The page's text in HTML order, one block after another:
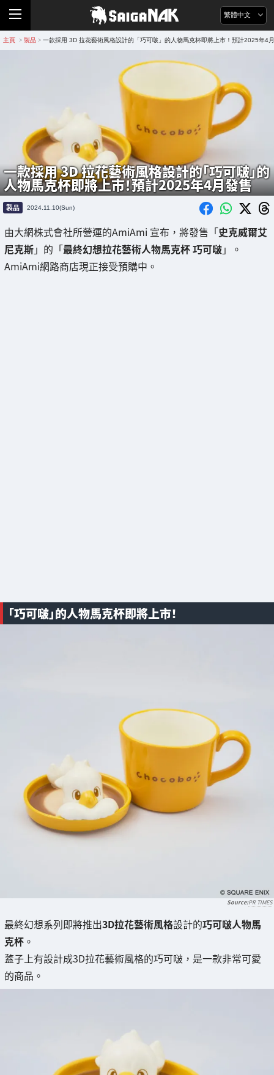
繁體中文
主頁 > 製品 > 一款採用 3D 拉花藝術風格設計的「巧可啵」的人物馬克杯即將上市！預計2025年4
一款採用 3D 拉花藝術風格設計的「巧可啵」的
人物馬克杯即將上市！預計2025年4月發售
製品 2024.11.10(Sun)
由大網株式會社所營運的AmiAmi 宣布，將發售「史克威爾艾
尼克斯」的「最終幻想拉花藝術人物馬克杯 巧可啵」。
AmiAmi網路商店現正接受預購中。
「巧可啵」的人物馬克杯即將上市！
PR TIMES
最終幻想系列即將推出3D拉花藝術風格設計的巧可啵人物馬
克杯 。
蓋子上有設計成3D拉花藝術風格的巧可啵，是一款非常可愛
的商品。